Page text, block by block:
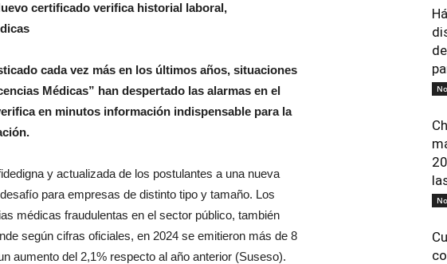
certificado verifica historial laboral,
cada vez más en los últimos años, situaciones
Médicas” han despertado las alarmas en el
en minutos información indispensable para la
y actualizada de los postulantes a una nueva
para empresas de distinto tipo y tamaño. Los
médicas fraudulentas en el sector público, también
según cifras oficiales, en 2024 se emitieron más de 8
aumento del 2,1% respecto al año anterior (Suseso).